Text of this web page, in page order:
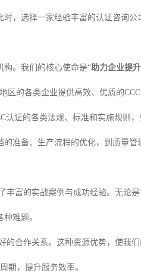
，选择一家经验丰富的认证咨询公
。我们的核心使命是“助力企业提
的各类企业提供高效、优质的CCC
证的各类法规、标准和实施规则
准备、生产流程的优化，到质量管
富的实战案例与成功经验。无论是
难题。
合作关系。这种资源优势，使我
期，提升服务效率。